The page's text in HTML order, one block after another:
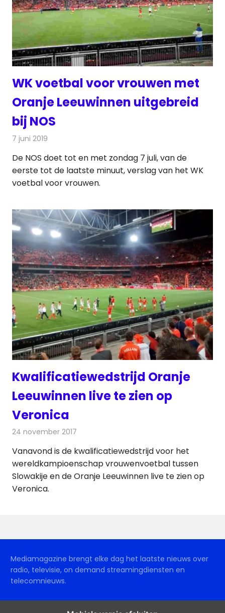
WK voetbal voor vrouwen met
Oranje Leeuwinnen uitgebreid
bij NOS
7 juni 2019
De NOS doet tot en met zondag 7 juli, van de
eerste tot de laatste minuut, verslag van het WK
voetbal voor vrouwen.
Kwalificatiewedstrijd Oranje
Leeuwinnen live te zien op
Veronica
24 november 2017
Vanavond is de kwalificatiewedstrijd voor het
wereldkampioenschap vrouwenvoetbal tussen
Slowakije en de Oranje Leeuwinnen live te zien op
Veronica.
Mediamagazine brengt elke dag het laatste nieuws over
radio, televisie, on demand streamingdiensten en
telecomnieuws.